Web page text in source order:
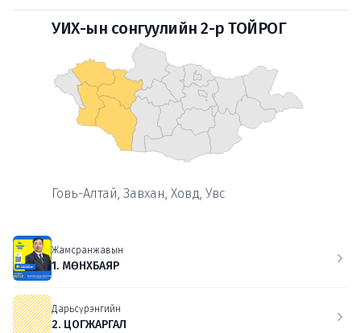
УИХ-ын сонгуулийн 2-р ТОЙРОГ
Говь-Алтай, Завхан, Ховд, Увс
Жамсранжавын
1. МӨНХБАЯР
Дарьсүрэнгийн
2. ЦОГЖАРГАЛ